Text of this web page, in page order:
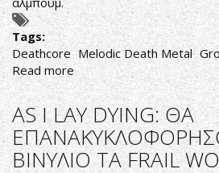
Tags:
Deathcore Melodic Death Metal
Read moreabout
OI
BLEED
FROM
WITHIN
ΕΠΕΣΤΡΕΨΑΝ
AS I LAY DYING: ΘΑ
ΒΙΝΥΛΙΟ ΤΑ FRAIL